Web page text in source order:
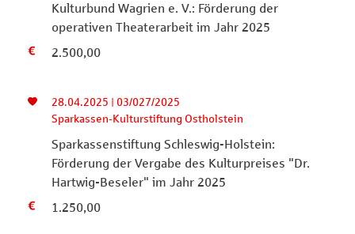
Kulturbund Wagrien e. V.: Förderung der
operativen Theaterarbeit im Jahr 2025
2.500,00
28.04.2025 | 03/027/2025
Sparkassen-Kulturstiftung Ostholstein
Sparkassenstiftung Schleswig-Holstein:
Förderung der Vergabe des Kulturpreises "Dr.
Hartwig-Beseler" im Jahr 2025
1.250,00